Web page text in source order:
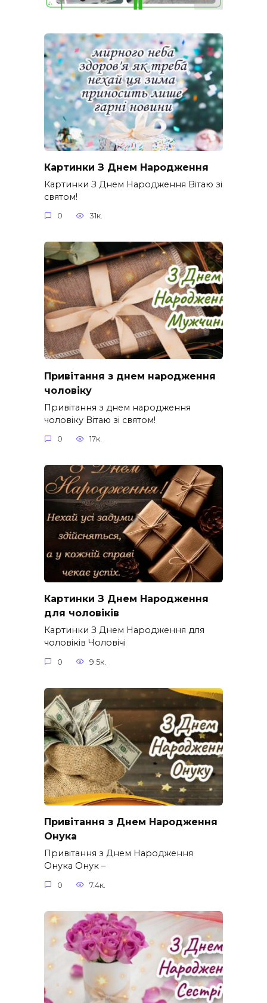
Картинки З Днем Народження
Картинки З Днем Народження Вітаю зі
святом!
0 31к.
Привітання з днем народження
чоловіку
Привітання з днем народження
чоловіку Вітаю зі святом!
0 17к.
Картинки З Днем Народження
для чоловіків​
Картинки З Днем Народження для
чоловіків​ Чоловічі
0 9.5к.
Привітання з Днем Народження
Онука
Привітання з Днем Народження
Онука Онук –
0 7.4к.